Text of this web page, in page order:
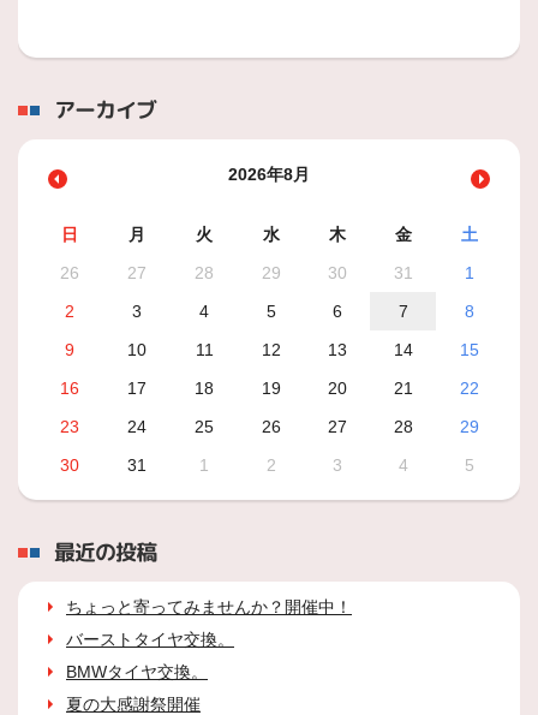
アーカイブ
2026年8月
日 月 火 水 木 金
土
26
27 28 29 30 31
1
2
3 4 5 6 7
8
9
10 11 12 13 14
15
16
17 18 19 20 21
22
23
24 25 26 27 28
29
30
31 1 2 3 4 5
最近の投稿
ちょっと寄ってみませんか？開催中！
バーストタイヤ交換。
BMWタイヤ交換。
夏の大感謝祭開催